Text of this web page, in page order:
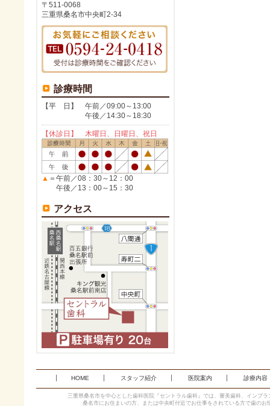
〒511-0068
三重県桑名市中央町2-34
診療時間
【平 日】 午前／09:00～13:00
午後／14:30～18:30
【休診日】 木曜日、日曜日、祝日
▲ ＝午前／08：30～12：00
午後／13：00～15：30
アクセス
HOME スタッフ紹介 医院案内 診療内容
三重県桑名市を中心とした歯科医院『セントラル歯科』では、審美歯科、インプ
桑名市にお住まいの方、または中央町付近でお仕事をされている方で歯の